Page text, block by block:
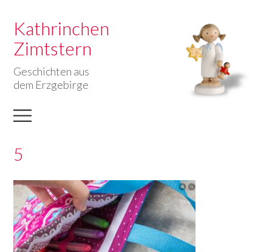
Kathrinchen
Zimtstern
Geschichten aus
dem Erzgebirge
5